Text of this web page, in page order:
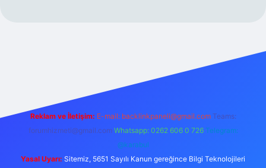
Reklam ve İletişim: E-mail: backlinkpaneli@gmail.com Teams:
forumhizmeti@gmail.com Whatsapp: 0262 606 0 726 Telegram:
@karabul
Yasal Uyarı: Sitemiz, 5651 Sayılı Kanun gereğince Bilgi Teknolojileri